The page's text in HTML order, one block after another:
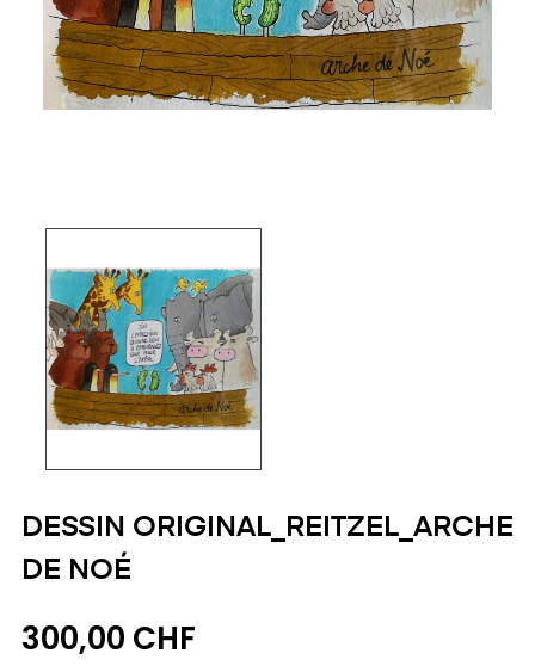
DESSIN ORIGINAL_REITZEL_ARCHE
DE NOÉ
300,00 CHF